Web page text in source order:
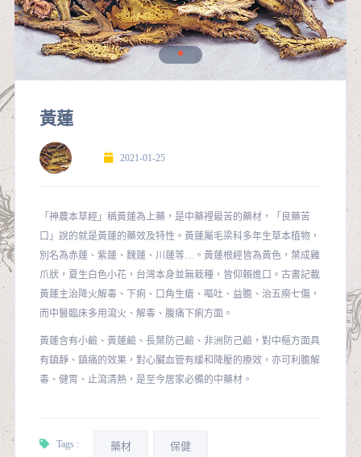
黃蓮
2021-01-25
「神農本草經」稱黃蓮為上藥，是中藥裡最苦的藥材，「良藥苦
口」說的就是黃蓮的藥效及特性。黃蓮屬毛梁科多年生草本植物，
別名為赤蓮、紫蓮、魏蓮、川蓮等…。黃蓮根經皆為黃色，葉成雞
爪狀，夏生白色小花，台灣本身並無栽種，皆仰賴進口。古書記載
黃蓮主治降火解毒、下痢、口角生瘡、嘔吐、益膽、治五癆七傷，
而中醫臨床多用瀉火、解毒、腹痛下痢方面。
黃蓮含有小鹼、黃蓮鹼、長葉防己鹼、非洲防己鹼，對中樞方面具
有鎮靜、鎮痛的效果，對心臟血管有緩和降壓的療效，亦可利膽解
毒、健胃、止瀉清熱，是至今居家必備的中藥材。
Tags : 藥材 保健